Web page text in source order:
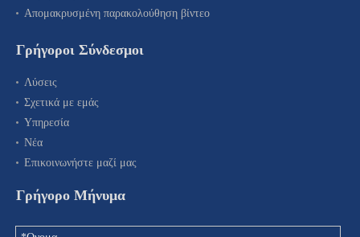
Απομακρυσμένη παρακολούθηση βίντεο
Γρήγοροι Σύνδεσμοι
Λύσεις
Σχετικά με εμάς
Υπηρεσία
Νέα
Επικοινωνήστε μαζί μας
Γρήγορο Μήνυμα